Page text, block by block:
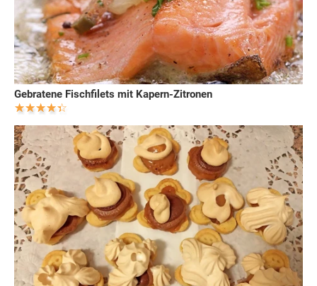
Gebratene Fischfilets mit Kapern-Zitronen